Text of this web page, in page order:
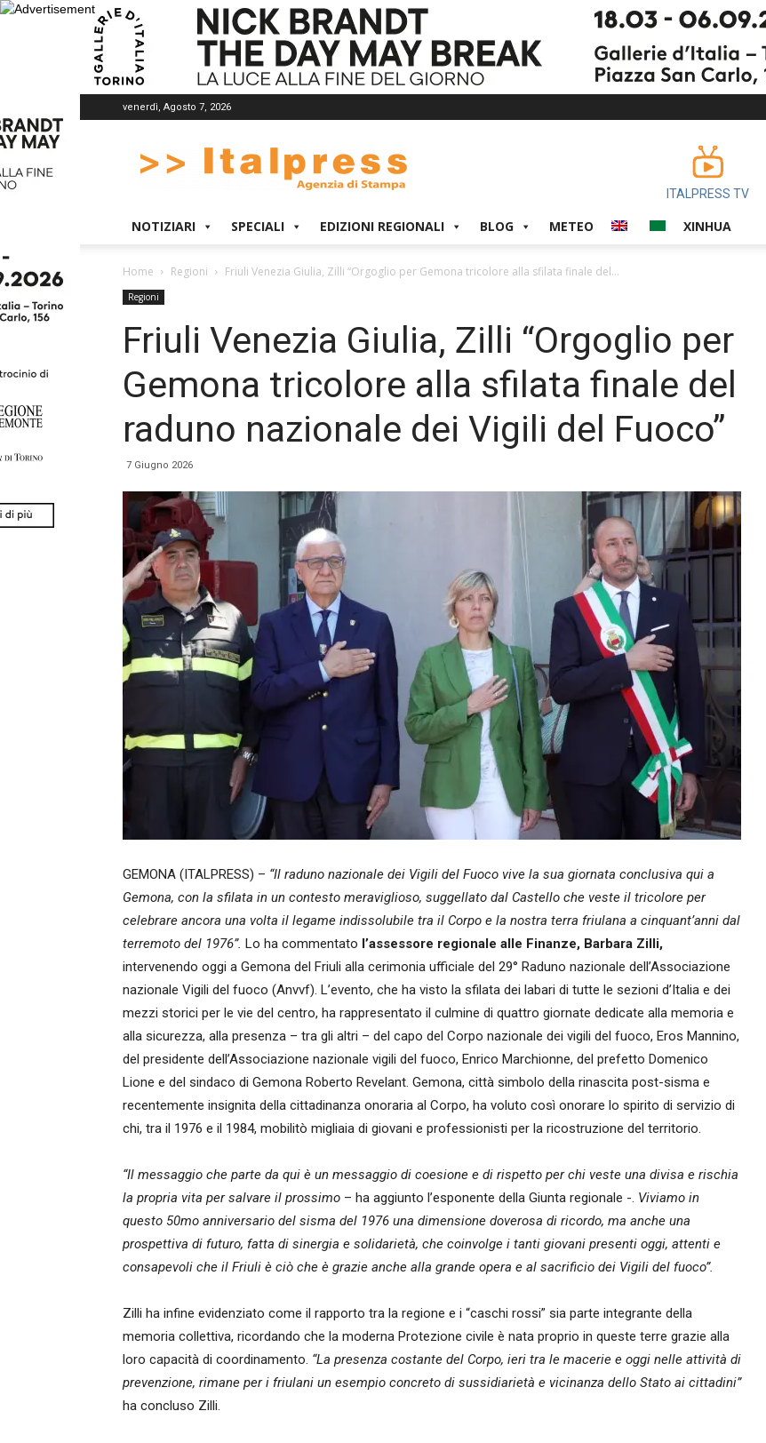
venerdì, Agosto 7, 2026
ITALPRESS TV
NOTIZIARI SPECIALI EDIZIONI REGIONALI BLOG METEO XINHUA
Home Regioni Friuli Venezia Giulia, Zilli “Orgoglio per Gemona tricolore alla sfilata finale del...
Regioni
Friuli Venezia Giulia, Zilli “Orgoglio per
Gemona tricolore alla sfilata finale del
raduno nazionale dei Vigili del Fuoco”
7 Giugno 2026
GEMONA (ITALPRESS) – “Il raduno nazionale dei Vigili del Fuoco vive la sua giornata conclusiva qui a
Gemona, con la sfilata in un contesto meraviglioso, suggellato dal Castello che veste il tricolore per
celebrare ancora una volta il legame indissolubile tra il Corpo e la nostra terra friulana a cinquant’anni dal
terremoto del 1976”. Lo ha commentato l’assessore regionale alle Finanze, Barbara Zilli,
intervenendo oggi a Gemona del Friuli alla cerimonia ufficiale del 29° Raduno nazionale dell’Associazione
nazionale Vigili del fuoco (Anvvf). L’evento, che ha visto la sfilata dei labari di tutte le sezioni d’Italia e dei
mezzi storici per le vie del centro, ha rappresentato il culmine di quattro giornate dedicate alla memoria e
alla sicurezza, alla presenza – tra gli altri – del capo del Corpo nazionale dei vigili del fuoco, Eros Mannino,
del presidente dell’Associazione nazionale vigili del fuoco, Enrico Marchionne, del prefetto Domenico
Lione e del sindaco di Gemona Roberto Revelant. Gemona, città simbolo della rinascita post-sisma e
recentemente insignita della cittadinanza onoraria al Corpo, ha voluto così onorare lo spirito di servizio di
chi, tra il 1976 e il 1984, mobilitò migliaia di giovani e professionisti per la ricostruzione del territorio.
“Il messaggio che parte da qui è un messaggio di coesione e di rispetto per chi veste una divisa e rischia
la propria vita per salvare il prossimo – ha aggiunto l’esponente della Giunta regionale -. Viviamo in
questo 50mo anniversario del sisma del 1976 una dimensione doverosa di ricordo, ma anche una
prospettiva di futuro, fatta di sinergia e solidarietà, che coinvolge i tanti giovani presenti oggi, attenti e
consapevoli che il Friuli è ciò che è grazie anche alla grande opera e al sacrificio dei Vigili del fuoco”.
Zilli ha infine evidenziato come il rapporto tra la regione e i “caschi rossi” sia parte integrante della
memoria collettiva, ricordando che la moderna Protezione civile è nata proprio in queste terre grazie alla
loro capacità di coordinamento. “La presenza costante del Corpo, ieri tra le macerie e oggi nelle attività di
prevenzione, rimane per i friulani un esempio concreto di sussidiarietà e vicinanza dello Stato ai cittadini”
ha concluso Zilli.